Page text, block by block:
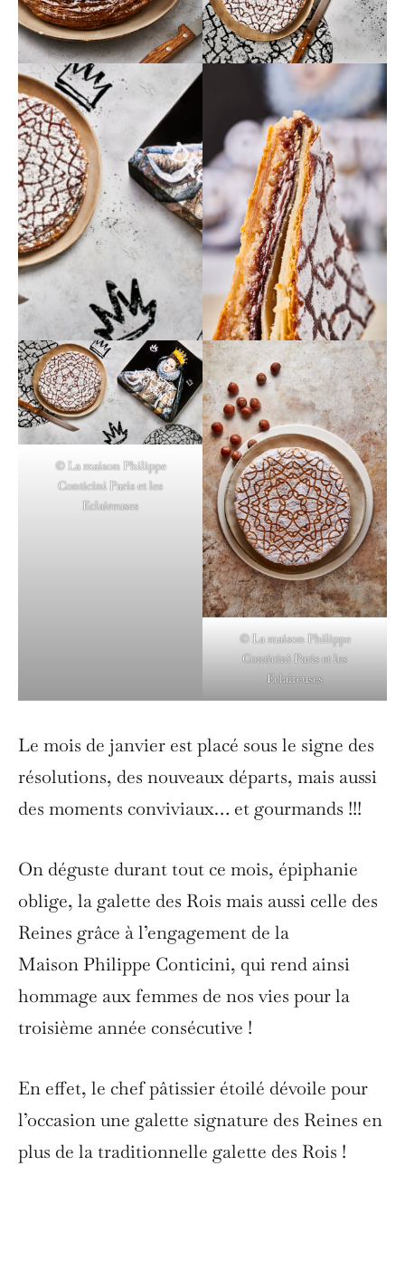
© La maison Philippe
Conticini Paris et les
Eclaireuses
© La maison Philippe
Conticini Paris et les
Eclaireuses
Le mois de janvier est placé sous le signe des
résolutions, des nouveaux départs, mais aussi
des moments conviviaux… et gourmands !!!
On déguste durant tout ce mois, épiphanie
oblige, la galette des Rois mais aussi celle des
Reines grâce à l’engagement de la
Maison Philippe Conticini, qui rend ainsi
hommage aux femmes de nos vies pour la
troisième année consécutive !
En effet, le chef pâtissier étoilé dévoile pour
l’occasion une galette signature des Reines en
plus de la traditionnelle galette des Rois !